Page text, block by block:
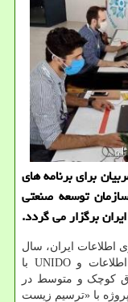
برای برنامه های
توسعه صنعتی
برگزار می گردد.
اطلاعات ایران، سال
قبل پروژه مشترکی میان سازمان فناوری اطلاعات و UNIDO با
کوچک و متوسط در
با «ترسیم زیست